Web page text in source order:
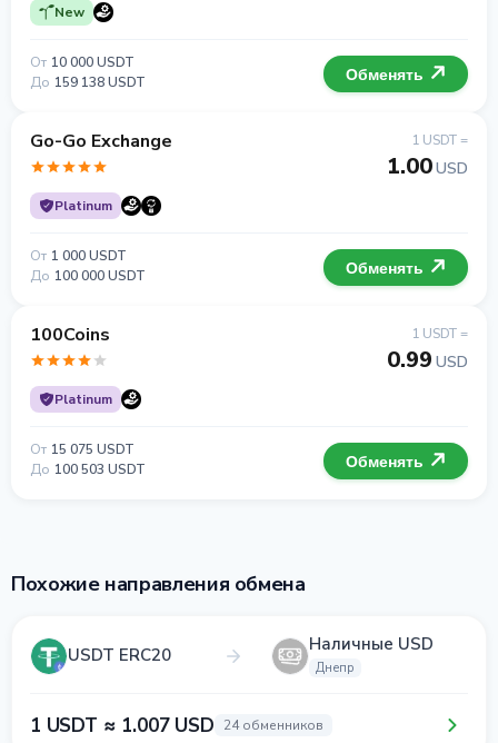
New
От 10 000 USDT
До 159 138 USDT Обменять
Go-Go Exchange
Platinum
1 USDT =
1.00USD
От 1 000 USDT
До 100 000 USDT Обменять
100Coins
Platinum
1 USDT =
0.99 USD
От 15 075 USDT
До 100 503 USDT Обменять
Похожие направления обмена
USDT ERC20 Наличные USD
Днепр
1 USDT ≈ 1.007 USD 24 обменников